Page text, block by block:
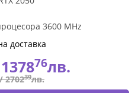
3600 MHz
доставка
137876лв.
/270239лв.